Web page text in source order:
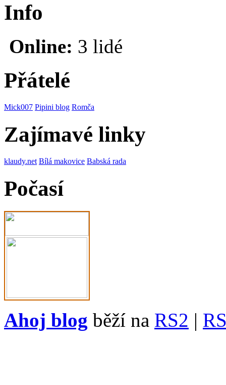
Info
Online: 3 lidé
Přátelé
Mick007 Pipini blog Romča
Zajímavé linky
klaudy.net Bílá makovice Babská rada
Počasí
Ahoj blog běží na RS2 |